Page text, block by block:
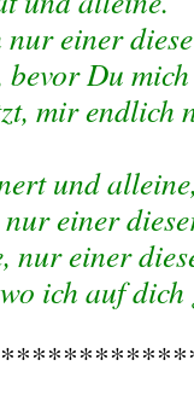
einer
Du
mir endlich
und
einer
nur einer
ich auf